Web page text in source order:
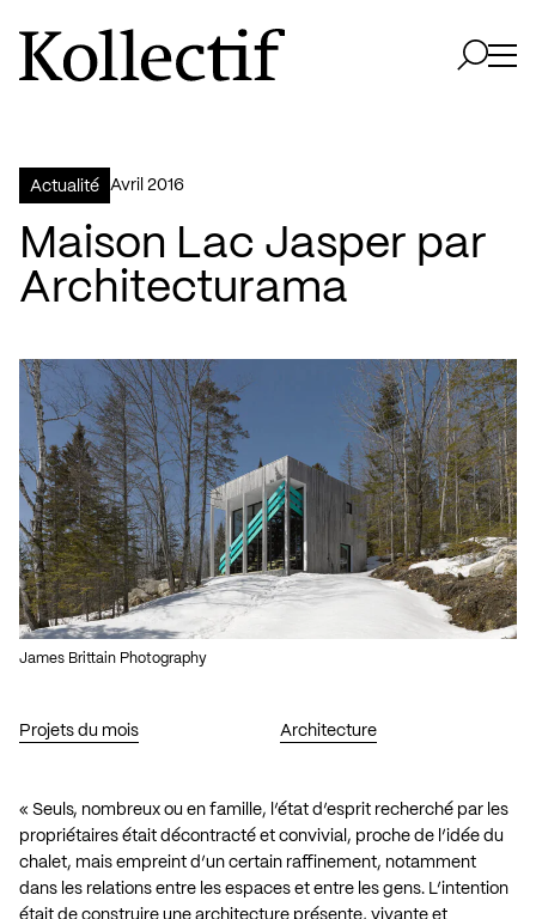
Aller à la page d'accueil
Logo Kollectif
Actualité avril 2016
Maison Lac Jasper par
Architecturama
Projets du mois Architecture
James Brittain Photography
« Seuls, nombreux ou en famille, l’état d’esprit recherché par les
propriétaires était décontracté et convivial, proche de l’idée du
chalet, mais empreint d’un certain raffinement, notamment
dans les relations entre les espaces et entre les gens. L’intention
était de construire une architecture présente, vivante et